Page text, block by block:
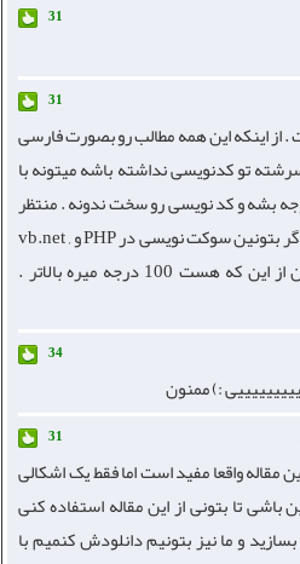
31
31
. از اینکه این همه مطالب رو بصورت فارسی
تو کدنویسی نداشته باشه میتونه با
بشه و کد نویسی رو سخت ندونه . منتظر
آموزشهای دیگه تون هستیم . اگر بتونین سوکت نویسی در PHP و vb.net ,
vb6 آموزش بدهید بازدیدتون از این که هست 100 درجه میره بالاتر .
34
:) ممنون
31
واقعا مفید است اما فقط یک اشکالی
باشی تا بتونی از این مقاله استفاده کنی
و ما نیز بتونیم دانلودش کنمیم با